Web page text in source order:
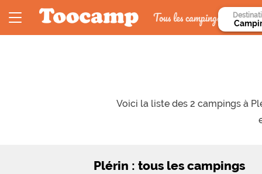
Tous les campings
Voici la liste des 2 campings à
Plérin : tous les campings